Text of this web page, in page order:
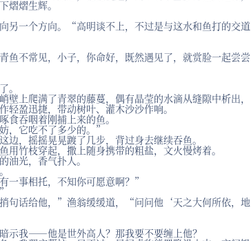
熠熠生辉。
另一个方向。“高明谈不上，不过是与这水和鱼打的交道
鱼不常见，小子，你命好，既然遇见了，就赏脸一起尝尝
。
上爬满了青翠的藤蔓，偶有晶莹的水滴从缝隙中析出，
轻盈迅捷，带动树叶、灌木沙沙作响。
食吞咽着刚捕上来的鱼。
，它吃不了多少的。”
，摇摇晃晃踱了几步，背过身去继续吞鱼。
竹枝穿起，撒上随身携带的粗盐，文火慢烤着。
油光，香气扑人。
一事相托，不知你可愿意啊？”
句话给他，”渔翁缓缓道，“问问他‘天之大何所依，地
示我——他是世外高人？那我要不要缠上他？